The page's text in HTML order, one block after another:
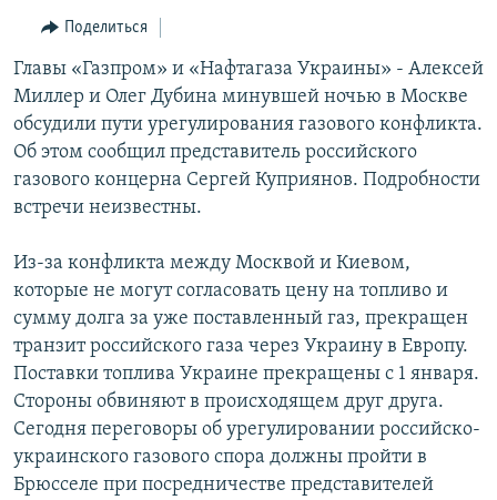
навигации
Вернутся
поиску
ТАДЖИКИСТАН
ҚАЗАҚША
КЫРГЫЗЧА
ЎЗБЕКЧА
ТОҶИКӢ
TÜRKMENÇE
Все сайты РСЕ/РС
Поделиться
Главы «Газпром» и «Нафтагаза Украины» - Алексей
Миллер и Олег Дубина минувшей ночью в Москве
обсудили пути урегулирования газового конфликта.
Об этом сообщил представитель российского
газового концерна Сергей Куприянов. Подробности
встречи неизвестны.
Из-за конфликта между Москвой и Киевом,
которые не могут согласовать цену на топливо и
сумму долга за уже поставленный газ, прекращен
транзит российского газа через Украину в Европу.
Поставки топлива Украине прекращены с 1 января.
Стороны обвиняют в происходящем друг друга.
Сегодня переговоры об урегулировании российско-
украинского газового спора должны пройти в
Брюсселе при посредничестве представителей